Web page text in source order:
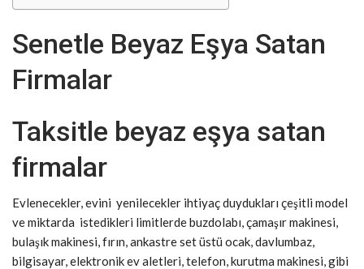
Senetle Beyaz Eşya Satan
Firmalar
Taksitle beyaz eşya satan
firmalar
Evlenecekler, evini yenilecekler ihtiyaç duydukları çeşitli model
ve miktarda istedikleri limitlerde buzdolabı, çamaşır makinesi,
bulaşık makinesi, fırın, ankastre set üstü ocak, davlumbaz,
bilgisayar, elektronik ev aletleri, telefon, kurutma makinesi, gibi